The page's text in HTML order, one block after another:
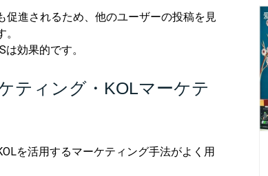
促進されるため、他のユーザーの投稿を見
効果的です。
ティング・KOLマーケテ
を活用するマーケティング手法がよく用